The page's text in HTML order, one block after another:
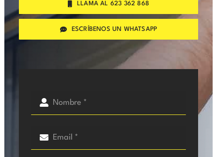
LLAMA AL 623 362 868
ESCRÍBENOS UN WHATSAPP